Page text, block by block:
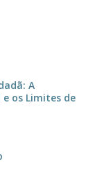
A
os Limites de